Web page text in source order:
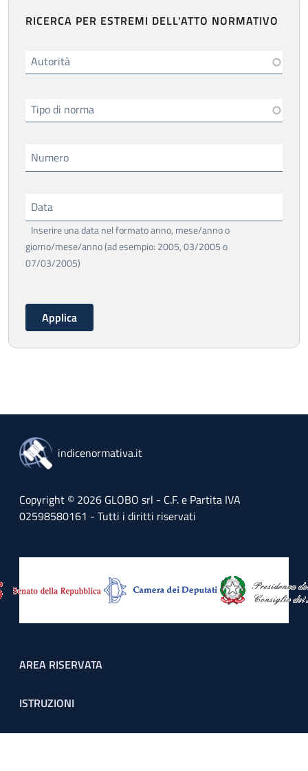
RICERCA PER ESTREMI DELL'ATTO NORMATIVO
Autorità
Tipo di norma
Numero
Data
Inserire una data nel formato anno, mese/anno o
giorno/mese/anno (ad esempio: 2005, 03/2005 o
07/03/2005)
indicenormativa.it
Copyright © 2026 GLOBO srl - C.F. e Partita IVA
02598580161 - Tutti i diritti riservati
Footer menu
AREA RISERVATA
ISTRUZIONI